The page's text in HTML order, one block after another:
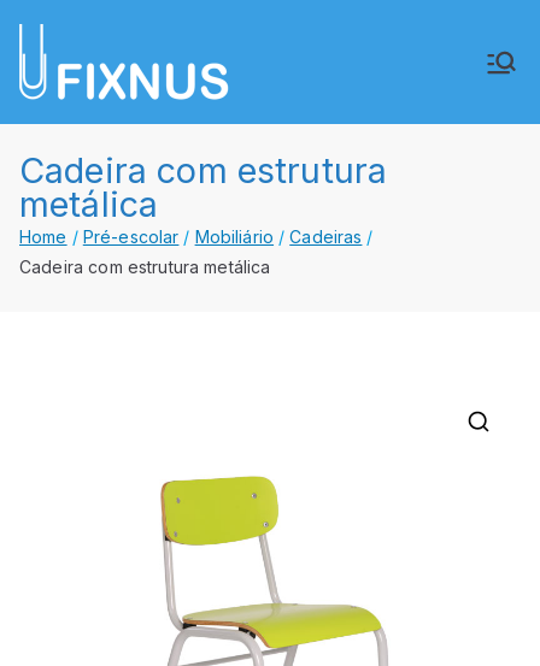
para
Lda.
Cadeira com estrutura
metálica
Home Pré-escolar Mobiliário
Cadeiras
Cadeira com estrutura metálica